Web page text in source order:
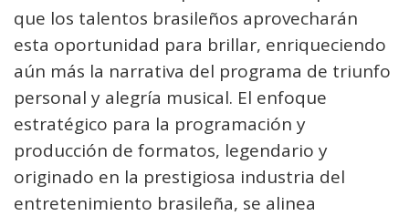
que los talentos brasileños aprovecharán
esta oportunidad para brillar, enriqueciendo
aún más la narrativa del programa de triunfo
personal y alegría musical. El enfoque
estratégico para la programación y
producción de formatos, legendario y
originado en la prestigiosa industria del
entretenimiento brasileña, se alinea